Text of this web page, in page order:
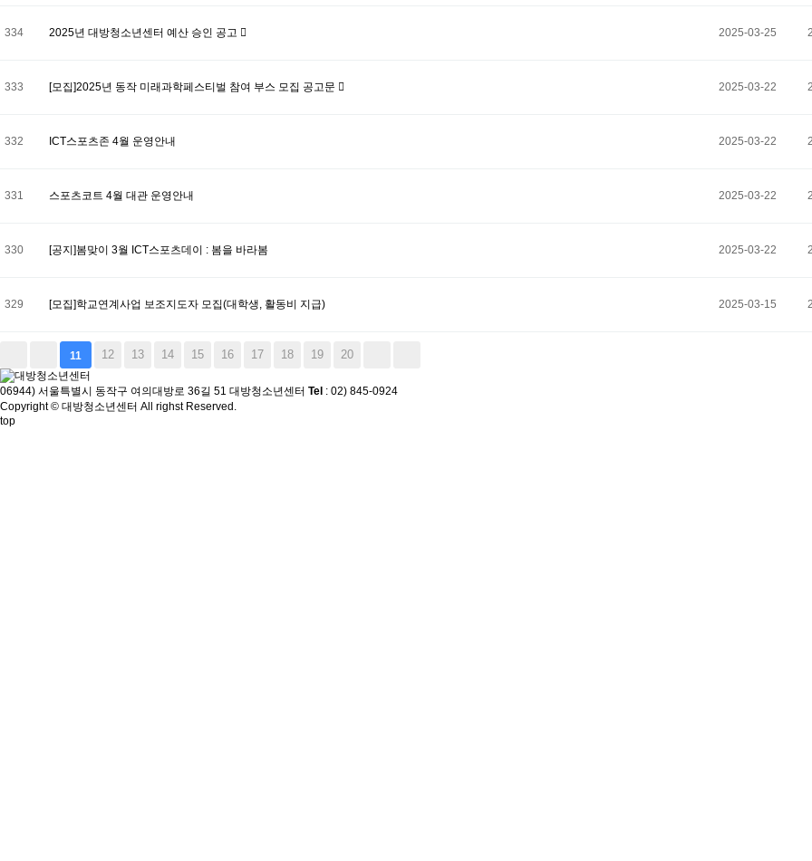
334 2025년 대방청소년센터 예산 승인 공고 2025-03-25
333 [모집]2025년 동작 미래과학페스티벌 참여 부스 모집 공고문 2025-03-22
332 ICT스포츠존 4월 운영안내 2025-03-22
331 스포츠코트 4월 대관 운영안내 2025-03-22
330 [공지]봄맞이 3월 ICT스포츠데이 : 봄을 바라봄 2025-03-22
329 [모집]학교연계사업 보조지도자 모집(대학생, 활동비 지급) 2025-03-15
11 12 13 14 15 16 17 18 19 20
06944) 서울특별시 동작구 여의대방로 36길 51 대방청소년센터 Tel : 02) 845-0924
Copyright © 대방청소년센터 All righst Reserved.
top